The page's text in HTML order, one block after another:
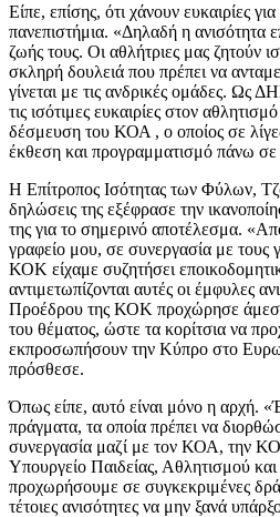
Είπε, επίσης, ότι χάνουν ευκαιρίες
πανεπιστήμια. «Δηλαδή η ανισότητα
ζωής τους. Οι αθλήτριες μας ζητούν
σκληρή δουλειά που πρέπει να
γίνεται με τις ανδρικές ομάδες. Ως
τις ισότιμες ευκαιρίες στον
δέσμευση του ΚΟΑ , ο οποίος σε
έκθεση και προγραμματισμό πάνω
Η Επίτροπος Ισότητας των Φύλων,
δηλώσεις της εξέφρασε την
της για το σημερινό αποτέλεσμα.
γραφείο μου, σε συνεργασία με τους
ΚΟΚ είχαμε συζητήσει
αντιμετωπίζονται αυτές οι έμφυλες
Προέδρου της ΚΟΚ προχώρησε
του θέματος, ώστε τα κορίτσια να
εκπροσωπήσουν την Κύπρο στο
πρόσθεσε.
Όπως είπε, αυτό είναι μόνο η αρχή.
πράγματα, τα οποία πρέπει να
συνεργασία μαζί με τον ΚΟΑ, την
Υπουργείο Παιδείας, Αθλητισμού
προχωρήσουμε σε συγκεκριμένες
τέτοιες ανισότητες να μην ξανά